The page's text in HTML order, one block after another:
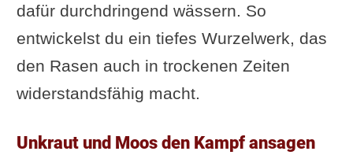
dafür durchdringend wässern. So
entwickelst du ein tiefes Wurzelwerk, das
den Rasen auch in trockenen Zeiten
widerstandsfähig macht.
Unkraut und Moos den Kampf ansagen